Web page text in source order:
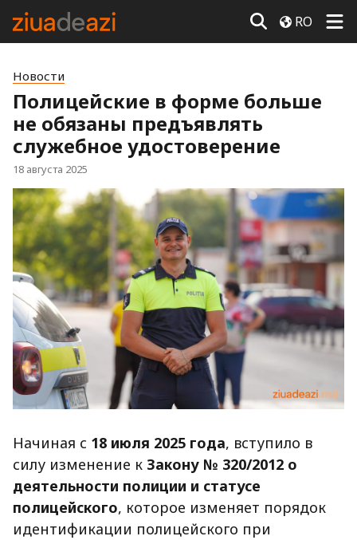
RO
Новости
Полицейские в форме больше
не обязаны предъявлять
служебное удостоверение
18 августа 2025
Начиная с 18 июля 2025 года, вступило в
силу изменение к Закону № 320/2012 о
деятельности полиции и статусе
полицейского, которое изменяет порядок
идентификации полицейского при